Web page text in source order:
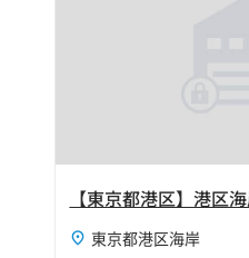
東京都港区海岸